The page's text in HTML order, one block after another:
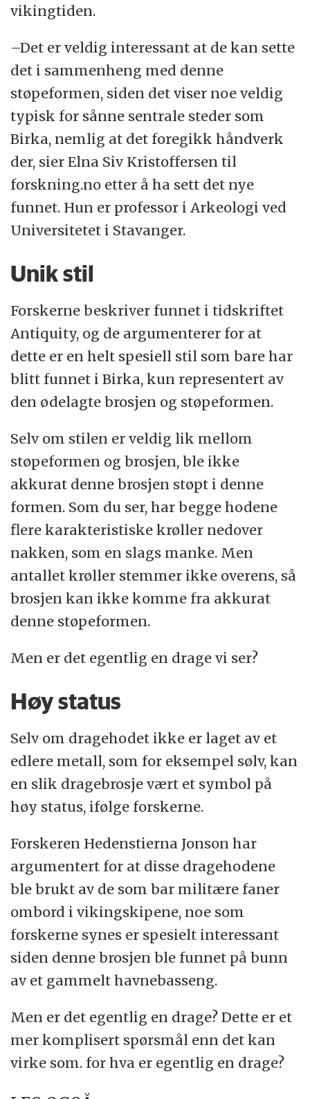
vikingtiden.
–Det er veldig interessant at de kan sette
det i sammenheng med denne
støpeformen, siden det viser noe veldig
typisk for sånne sentrale steder som
Birka, nemlig at det foregikk håndverk
der, sier Elna Siv Kristoffersen til
forskning.no etter å ha sett det nye
funnet. Hun er professor i Arkeologi ved
Universitetet i Stavanger.
Unik stil
Forskerne beskriver funnet i tidskriftet
Antiquity, og de argumenterer for at
dette er en helt spesiell stil som bare har
blitt funnet i Birka, kun representert av
den ødelagte brosjen og støpeformen.
Selv om stilen er veldig lik mellom
støpeformen og brosjen, ble ikke
akkurat denne brosjen støpt i denne
formen. Som du ser, har begge hodene
flere karakteristiske krøller nedover
nakken, som en slags manke. Men
antallet krøller stemmer ikke overens, så
brosjen kan ikke komme fra akkurat
denne støpeformen.
Men er det egentlig en drage vi ser?
Høy status
Selv om dragehodet ikke er laget av et
edlere metall, som for eksempel sølv, kan
en slik dragebrosje vært et symbol på
høy status, ifølge forskerne.
Forskeren Hedenstierna Jonson har
argumentert for at disse dragehodene
ble brukt av de som bar militære faner
ombord i vikingskipene, noe som
forskerne synes er spesielt interessant
siden denne brosjen ble funnet på bunn
av et gammelt havnebasseng.
Men er det egentlig en drage? Dette er et
mer komplisert spørsmål enn det kan
virke som. for hva er egentlig en drage?